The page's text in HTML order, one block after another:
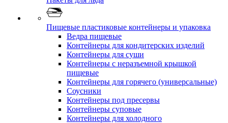
Пищевые пластиковые контейнеры и упаковка
Ведра пищевые
Контейнеры для кондитерских изделий
Контейнеры для суши
Контейнеры с неразъемной крышкой
пищевые
Контейнеры для горячего (универсальные)
Соусники
Контейнеры под пресервы
Контейнеры суповые
Контейнеры для холодного